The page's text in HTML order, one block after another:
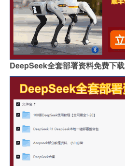
DeepSeek全套部署资料免费下载